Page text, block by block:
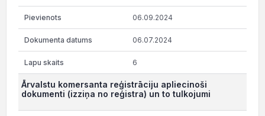
06.09.2024
06.07.2024
6
Ārvalstu komersanta reģistrāciju apliecinoši
dokumenti (izziņa no reģistra) un to tulkojumi